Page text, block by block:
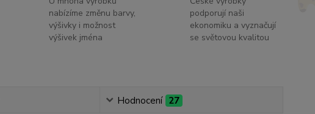
nabízíme změnu barvy,
výšivky i možnost
výšivek jména
podporují naši
ekonomiku a vyznačují
se světovou kvalitou
Hodnocení 27